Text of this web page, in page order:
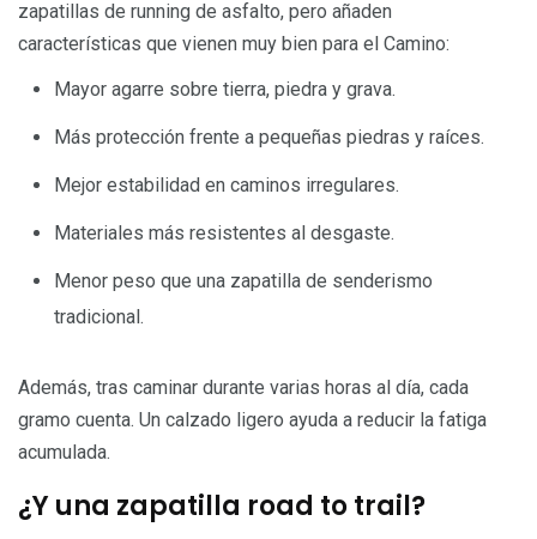
zapatillas de running de asfalto, pero añaden
características que vienen muy bien para el Camino:
Mayor agarre sobre tierra, piedra y grava.
Más protección frente a pequeñas piedras y raíces.
Mejor estabilidad en caminos irregulares.
Materiales más resistentes al desgaste.
Menor peso que una zapatilla de senderismo
tradicional.
Además, tras caminar durante varias horas al día, cada
gramo cuenta. Un calzado ligero ayuda a reducir la fatiga
acumulada.
¿Y una zapatilla road to trail?